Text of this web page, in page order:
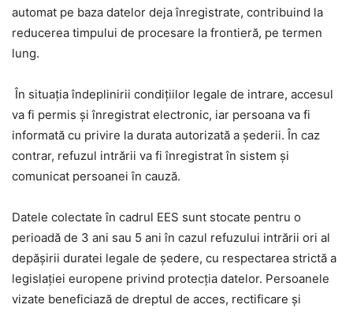
automat pe baza datelor deja înregistrate, contribuind la
reducerea timpului de procesare la frontieră, pe termen
lung.
În situația îndeplinirii condițiilor legale de intrare, accesul
va fi permis și înregistrat electronic, iar persoana va fi
informată cu privire la durata autorizată a șederii. În caz
contrar, refuzul intrării va fi înregistrat în sistem și
comunicat persoanei în cauză.
Datele colectate în cadrul EES sunt stocate pentru o
perioadă de 3 ani sau 5 ani în cazul refuzului intrării ori al
depășirii duratei legale de ședere, cu respectarea strictă a
legislației europene privind protecția datelor. Persoanele
vizate beneficiază de dreptul de acces, rectificare și